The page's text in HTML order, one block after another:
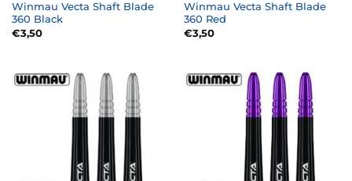
Winmau Vecta Shaft Blade
360 Black
€3,50
Winmau Vecta Shaft Blade
360 Red
€3,50